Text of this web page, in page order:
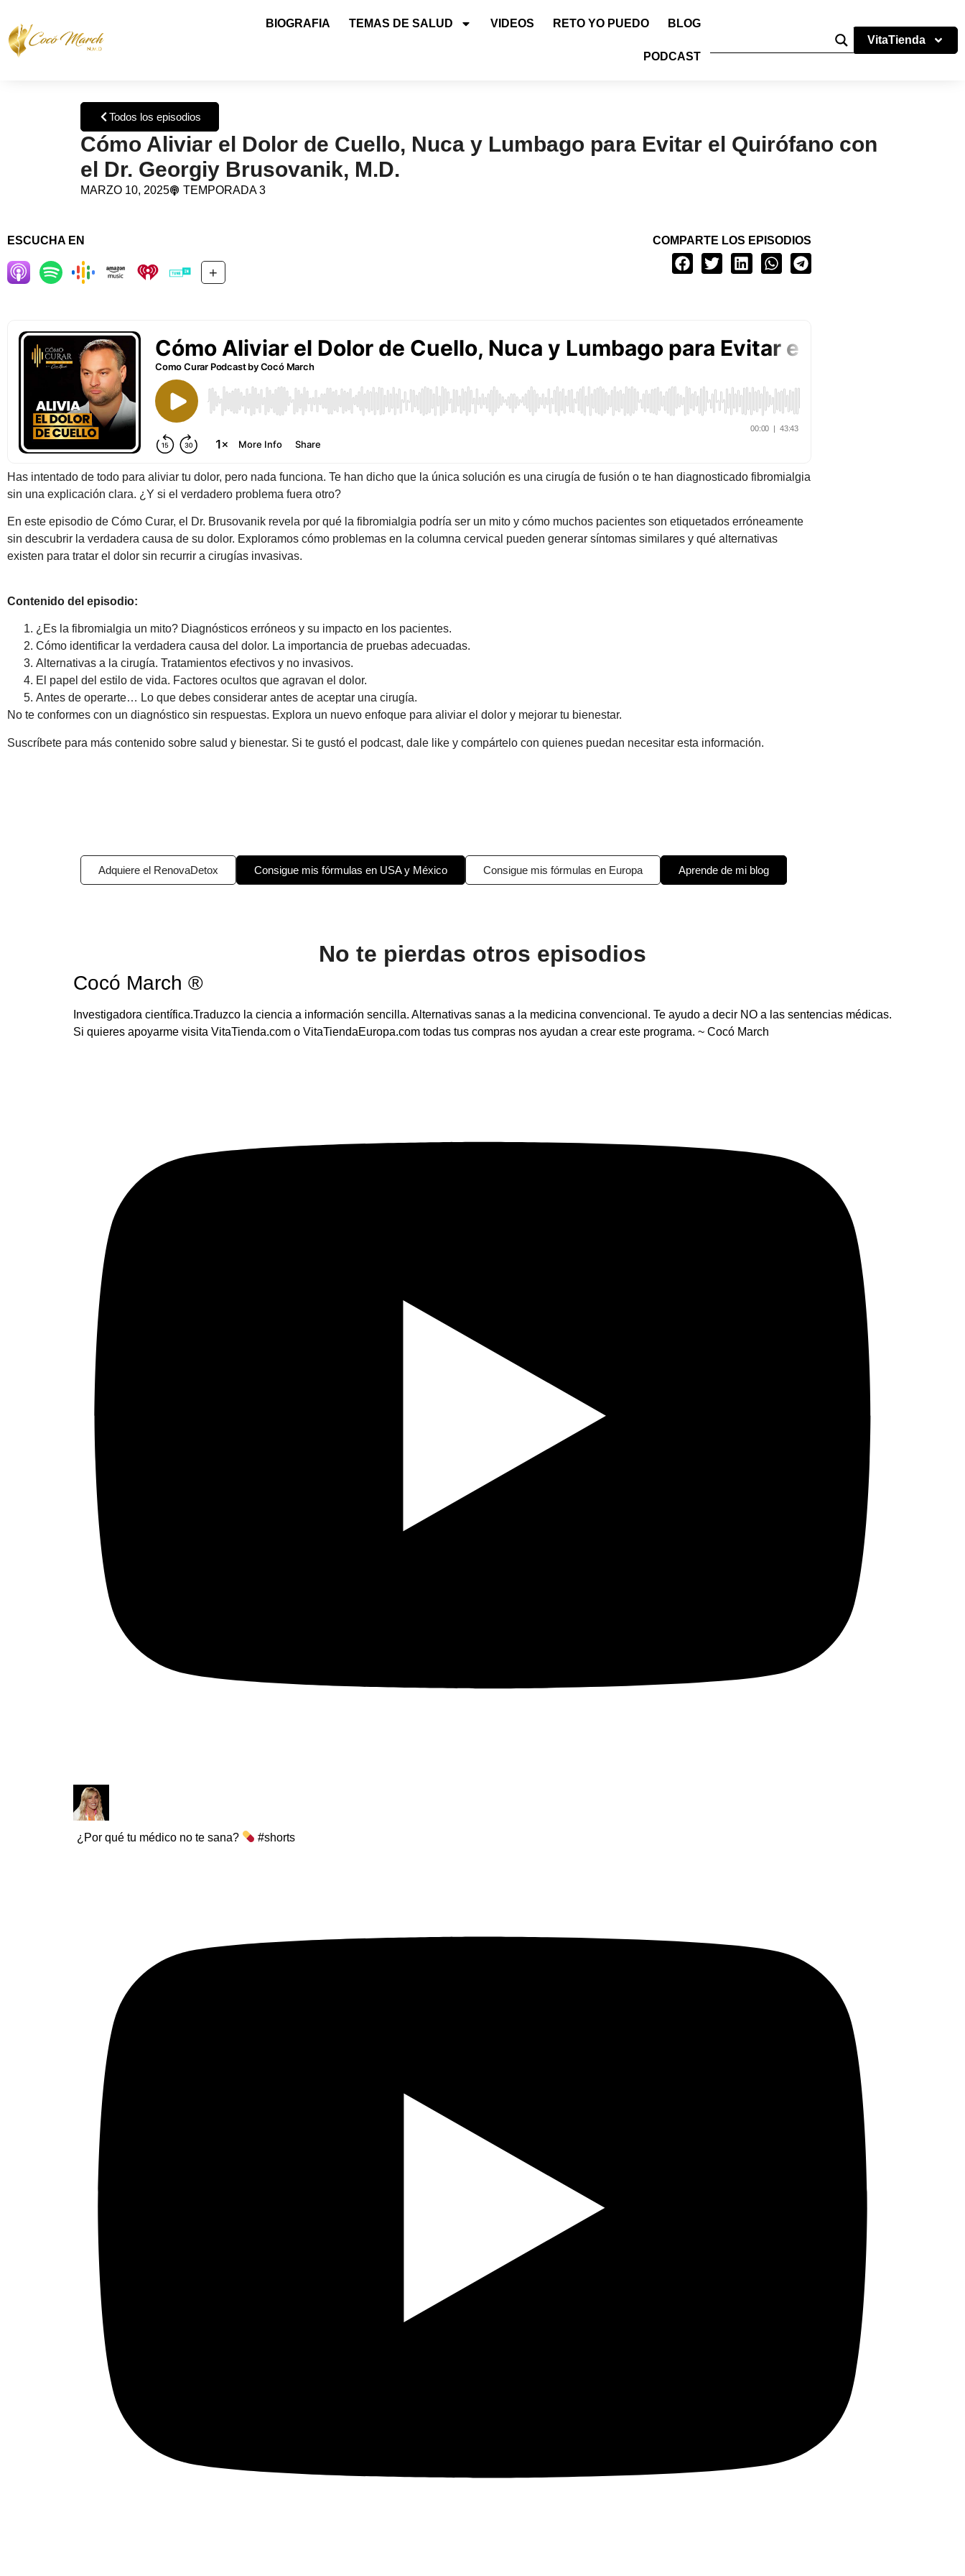
BIOGRAFIA TEMAS DE SALUD VIDEOS RETO YO PUEDO BLOG
PODCAST
VitaTienda
Todos los episodios
Cómo Aliviar el Dolor de Cuello, Nuca y Lumbago para Evitar el Quirófano con
el Dr. Georgiy Brusovanik, M.D.
MARZO 10, 2025 TEMPORADA 3
ESCUCHA EN
+
COMPARTE LOS EPISODIOS
Has intentado de todo para aliviar tu dolor, pero nada funciona. Te han dicho que la única solución es una cirugía de fusión o te han diagnosticado fibromialgia
sin una explicación clara. ¿Y si el verdadero problema fuera otro?
En este episodio de Cómo Curar, el Dr. Brusovanik revela por qué la fibromialgia podría ser un mito y cómo muchos pacientes son etiquetados erróneamente
sin descubrir la verdadera causa de su dolor. Exploramos cómo problemas en la columna cervical pueden generar síntomas similares y qué alternativas
existen para tratar el dolor sin recurrir a cirugías invasivas.
Contenido del episodio:
¿Es la fibromialgia un mito? Diagnósticos erróneos y su impacto en los pacientes.
Cómo identificar la verdadera causa del dolor. La importancia de pruebas adecuadas.
Alternativas a la cirugía. Tratamientos efectivos y no invasivos.
El papel del estilo de vida. Factores ocultos que agravan el dolor.
Antes de operarte… Lo que debes considerar antes de aceptar una cirugía.
No te conformes con un diagnóstico sin respuestas. Explora un nuevo enfoque para aliviar el dolor y mejorar tu bienestar.
Suscríbete para más contenido sobre salud y bienestar. Si te gustó el podcast, dale like y compártelo con quienes puedan necesitar esta información.
Adquiere el RenovaDetox Consigue mis fórmulas en USA y México Consigue mis fórmulas en Europa Aprende de mi blog
No te pierdas otros episodios
Cocó March ®
Investigadora científica.Traduzco la ciencia a información sencilla. Alternativas sanas a la medicina convencional. Te ayudo a decir NO a las sentencias médicas.
Si quieres apoyarme visita VitaTienda.com o VitaTiendaEuropa.com todas tus compras nos ayudan a crear este programa. ~ Cocó March
¿Por qué tu médico no te sana? #shorts